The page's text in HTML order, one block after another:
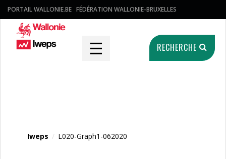
PORTAIL WALLONIE.BE FÉDÉRATION WALLONIE-BRUXELLES
☰ RECHERCHE
Iweps / L020-Graph1-062020